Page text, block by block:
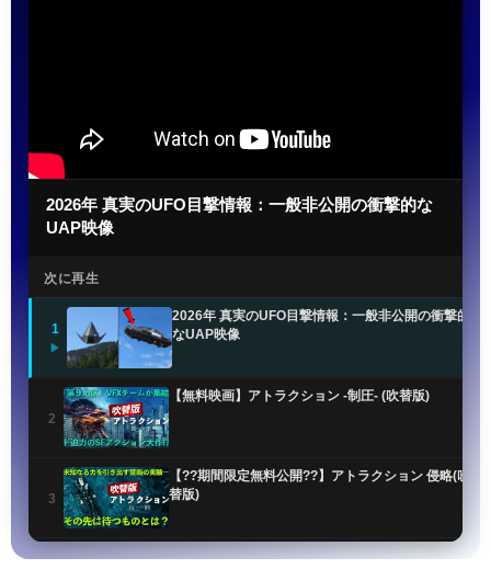
2026年 真実のUFO目撃情報：一般非公開の衝撃的な
UAP映像
次に再生
1
▶
2026年 真実のUFO目撃情報：一般非公開の衝撃的
なUAP映像
2
【無料映画】アトラクション -制圧- (吹替版)
3
【??期間限定無料公開??】アトラクション 侵略(吹
替版)